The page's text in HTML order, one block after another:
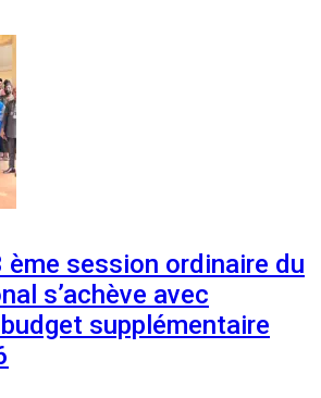
ème session ordinaire du
s’achève avec
budget supplémentaire